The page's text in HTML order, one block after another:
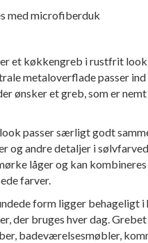
med microfiberduk
et køkkengreb i rustfrit look
metaloverflade passer
ønsker et greb, som er
passer særligt godt
og andre detaljer i
låger og kan
farver.
form ligger behageligt
der bruges hver dag.
badeværelsesmøbler,